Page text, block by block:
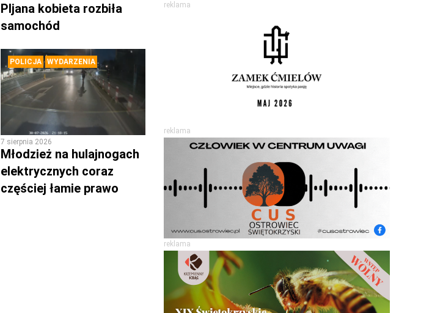
PIjana kobieta rozbiła
samochód
POLICJA WYDARZENIA
7 sierpnia 2026
Młodzież na hulajnogach
elektrycznych coraz
częściej łamie prawo
reklama
reklama
reklama